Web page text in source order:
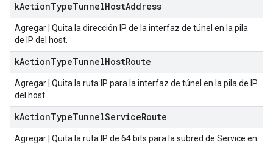
kActionTypeTunnelHostAddress
Agregar | Quita la dirección IP de la interfaz de túnel en la pila
de IP del host.
kActionTypeTunnelHostRoute
Agregar | Quita la ruta IP para la interfaz de túnel en la pila de IP
del host.
kActionTypeTunnelServiceRoute
Agregar | Quita la ruta IP de 64 bits para la subred de Service en